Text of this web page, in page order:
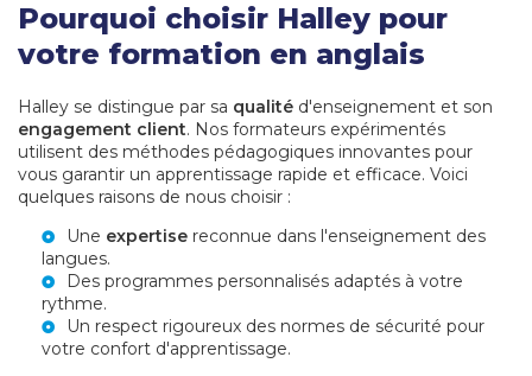
Pourquoi choisir Halley pour
votre formation en anglais
Halley se distingue par sa qualité d'enseignement et son
engagement client. Nos formateurs expérimentés
utilisent des méthodes pédagogiques innovantes pour
vous garantir un apprentissage rapide et efficace. Voici
quelques raisons de nous choisir :
Une expertise reconnue dans l'enseignement des
langues.
Des programmes personnalisés adaptés à votre
rythme.
Un respect rigoureux des normes de sécurité pour
votre confort d'apprentissage.